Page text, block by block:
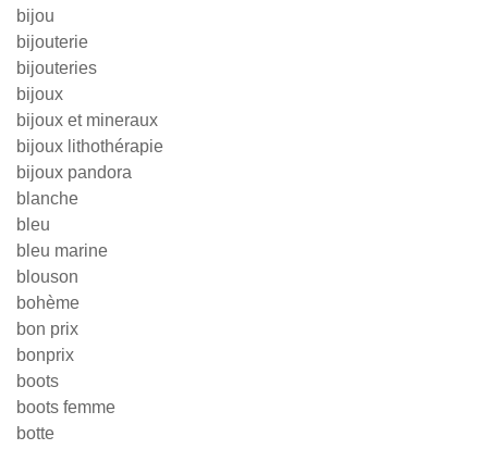
bijou
bijouterie
bijouteries
bijoux
bijoux et mineraux
bijoux lithothérapie
bijoux pandora
blanche
bleu
bleu marine
blouson
bohème
bon prix
bonprix
boots
boots femme
botte